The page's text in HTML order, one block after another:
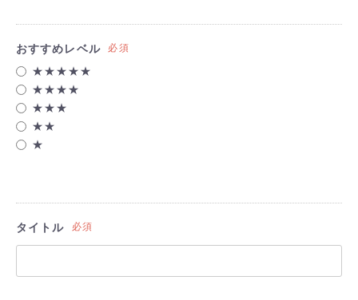
おすすめレベル 必須
★★★★★
★★★★
★★★
★★
★
タイトル 必須